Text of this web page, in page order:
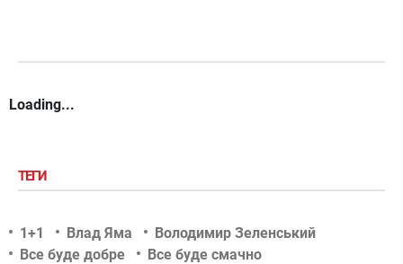
Loading...
ТЕГИ
1+1 Влад Яма
Володимир Зеленський
Все буде добре
Все буде смачно